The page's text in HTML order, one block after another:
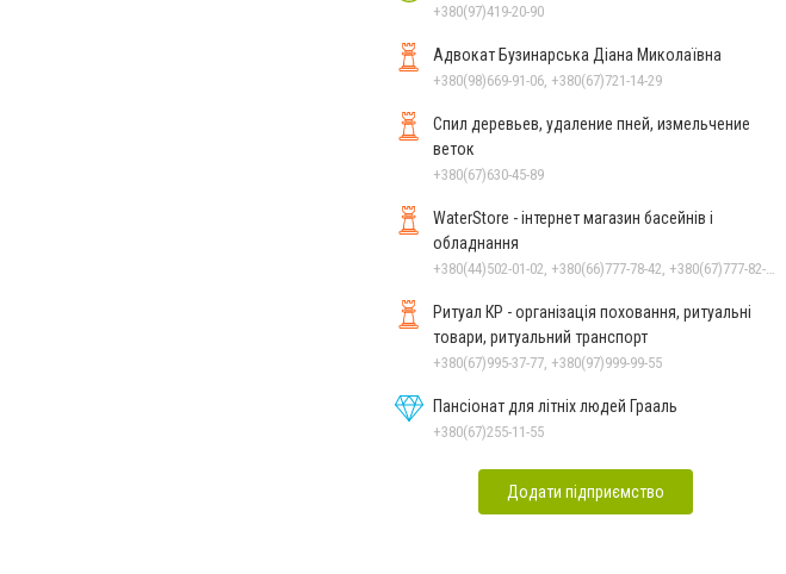
+380(97)419-20-90
Адвокат Бузинарська Діана Миколаївна
+380(98)669-91-06, +380(67)721-14-29
Спил деревьев, удаление пней, измельчение
веток
+380(67)630-45-89
WaterStore - інтернет магазин басейнів і
обладнання
Ритуал КР - організація поховання, ритуальні
товари, ритуальний транспорт
+380(67)995-37-77, +380(97)999-99-55
Пансіонат для літніх людей Грааль
+380(67)255-11-55
Додати підприємство